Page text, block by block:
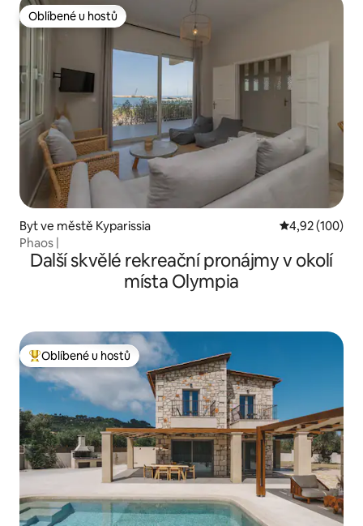
Oblíbené u hostů
Oblíbené u hostů
Byt ve městě Kyparissia Průměrné
4,92 (100)
Phaos |
Další skvělé rekreační pronájmy v okolí
místa Olympia
Nejlepší v kategorii Oblíbené u hostů
Oblíbené u hostů